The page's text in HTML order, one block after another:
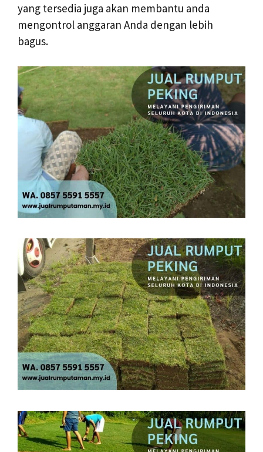
yang tersedia juga akan membantu anda
mengontrol anggaran Anda dengan lebih
bagus.